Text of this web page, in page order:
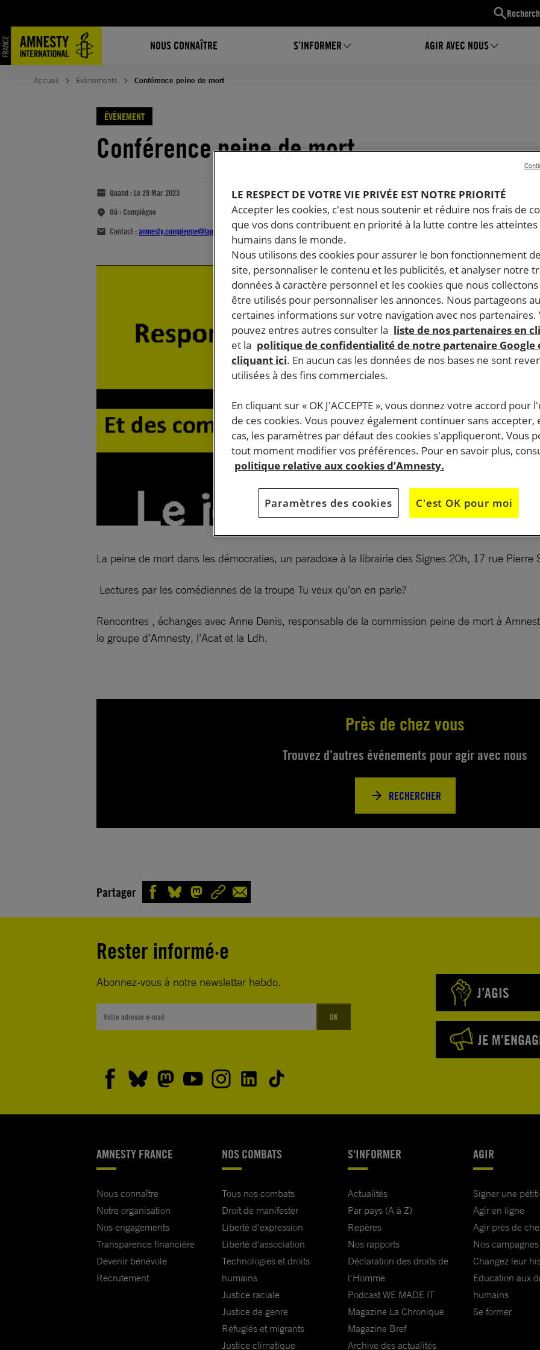
NOUS CONNAÎTRE S’INFORMER AGIR AVEC NOUS
Accueil Évènements Conférence peine de mort
ÉVÈNEMENT
Conférence peine de mort
Quand : Le 29 Mar 2023
Où : Compiègne
Contact :amnesty.compiegne@laposte.net
La peine de mort dans les démocraties, un paradoxe à la librairie des Signes 20h, 17 rue Pierre
Lectures par les comédiennes de la troupe Tu veux qu’on en parle?
Rencontres , échanges avec Anne Denis, responsable de la commission peine de mort à
le groupe d’Amnesty, l’Acat et la Ldh.
Près de chez vous
Trouvez d’autres événements pour agir avec nous
RECHERCHER
Partager
Rester informé·e
Abonnez-vous à notre newsletter hebdo.
OK
J’AGIS
JE
AMNESTY FRANCE
Nous connaître
Notre organisation
Nos engagements
Transparence financière
Devenir bénévole
Recrutement
NOS COMBATS
Tous nos combats
Droit de manifester
Liberté d'expression
Liberté d'association
Technologies et droits
humains
Justice raciale
Justice de genre
Réfugiés et migrants
Justice climatique
S'INFORMER
Actualités
Par pays (A à Z)
Repères
Nos rapports
Déclaration des droits de
l'Homme
Podcast WE MADE IT
Magazine La Chronique
Magazine Bref
Archive des actualités
AGIR
Signer une
Agir en ligne
Agir près de
Nos campagnes
Changez leur
Education aux
humains
Se former
LE RESPECT DE VOTRE VIE PRIVÉE EST NOTRE PRIORITÉ
Accepter les cookies, c'est nous soutenir et réduire nos frais de
que vos dons contribuent en priorité à la lutte contre les
humains dans le monde.
Nous utilisons des cookies pour assurer le bon fonctionnement
site, personnaliser le contenu et les publicités, et analyser notre
données à caractère personnel et les cookies que nous
être utilisés pour personnaliser les annonces. Nous partageons
certaines informations sur votre navigation avec nos partenaires.
pouvez entres autres consulter la liste de nos partenaires en
et la politique de confidentialité de notre partenaire Google
cliquant ici. En aucun cas les données de nos bases ne sont
utilisées à des fins commerciales.
En cliquant sur « OK J'ACCEPTE », vous donnez votre accord pour
de ces cookies. Vous pouvez également continuer sans accepter,
cas, les paramètres par défaut des cookies s'appliqueront. Vous
tout moment modifier vos préférences. Pour en savoir plus,
politique relative aux cookies d’Amnesty.
Paramètres des cookies C'est OK pour moi